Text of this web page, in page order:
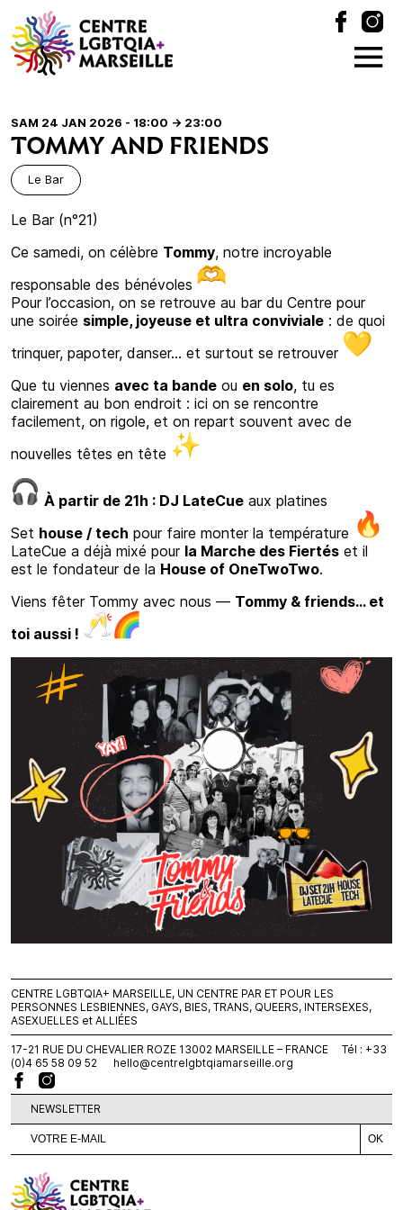
SAM 24 JAN 2026 - 18:00 -> 23:00
TOMMY AND FRIENDS
Le Bar
Le Bar (n°21)
Ce samedi, on célèbre Tommy, notre incroyable
responsable des bénévoles
Pour l’occasion, on se retrouve au bar du Centre pour
une soirée simple, joyeuse et ultra conviviale : de quoi
trinquer, papoter, danser… et surtout se retrouver
Que tu viennes avec ta bande ou en solo, tu es
clairement au bon endroit : ici on se rencontre
facilement, on rigole, et on repart souvent avec de
nouvelles têtes en tête
À partir de 21h : DJ LateCue aux platines
Set house / tech pour faire monter la température
LateCue a déjà mixé pour la Marche des Fiertés et il
est le fondateur de la House of OneTwoTwo.
Viens fêter Tommy avec nous — Tommy & friends… et
toi aussi !
CENTRE LGBTQIA+ MARSEILLE, UN CENTRE PAR ET POUR LES
PERSONNES LESBIENNES, GAYS, BIES, TRANS, QUEERS, INTERSEXES,
ASEXUELLES et ALLIÉES
17-21 RUE DU CHEVALIER ROZE 13002 MARSEILLE – FRANCE Tél : +33
(0)4 65 58 09 52
hello@centrelgbtqiamarseille.org
NEWSLETTER